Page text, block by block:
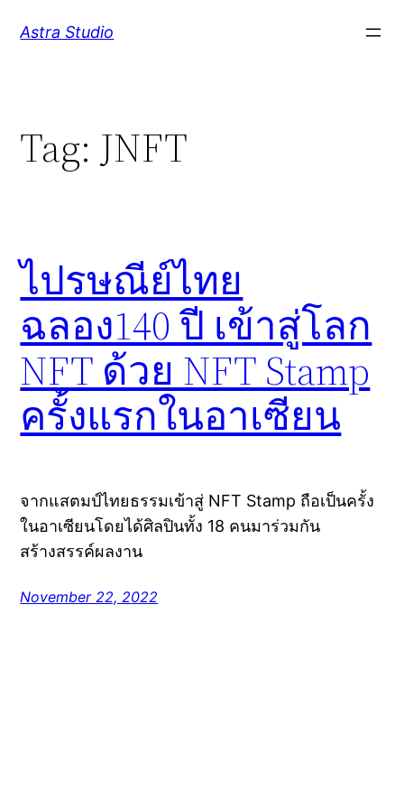
Astra Studio
Tag:JNFT
ไปรษณีย์ไทย
ฉลอง140 ปี เข้าสู่โลก
NFT ด้วย NFT Stamp
ครั้งแรกในอาเซียน
จากแสตมป์ไทยธรรมเข้าสู่ NFT Stamp ถือเป็นครั้ง
ในอาเซียนโดยได้ศิลปินทั้ง 18 คนมาร่วมกัน
สร้างสรรค์ผลงาน
November 22, 2022